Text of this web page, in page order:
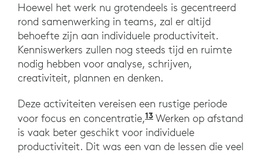
Hoewel het werk nu grotendeels is gecentreerd
rond samenwerking in teams, zal er altijd
behoefte zijn aan individuele productiviteit.
Kenniswerkers zullen nog steeds tijd en ruimte
nodig hebben voor analyse, schrijven,
creativiteit, plannen en denken.
Deze activiteiten vereisen een rustige periode
voor focus en concentratie,13 "Immortal
Werken op afstand
is vaak beter geschikt voor individuele
productiviteit. Dit was een van de lessen die veel